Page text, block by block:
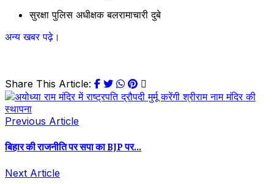
सुरक्षा पुलिस अधीक्षक बलरामाचारी दुबे
अन्य खबर पढ़े।
Share This Article:
Previous Article
बिहार की राजनीति पर सपा का BJP पर...
Next Article